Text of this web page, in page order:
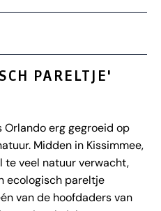
PARELTJE'
erg gegroeid op
Midden in Kissimmee,
te veel natuur verwacht,
ecologisch pareltje
van de hoofdaders van